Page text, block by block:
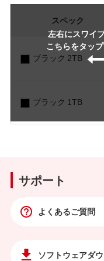
左右にスワイ
こちらをタッ
スペック
ブラック 2TB
ブラック 1TB
サポート
よくあるご質問
ソフトウェアダ